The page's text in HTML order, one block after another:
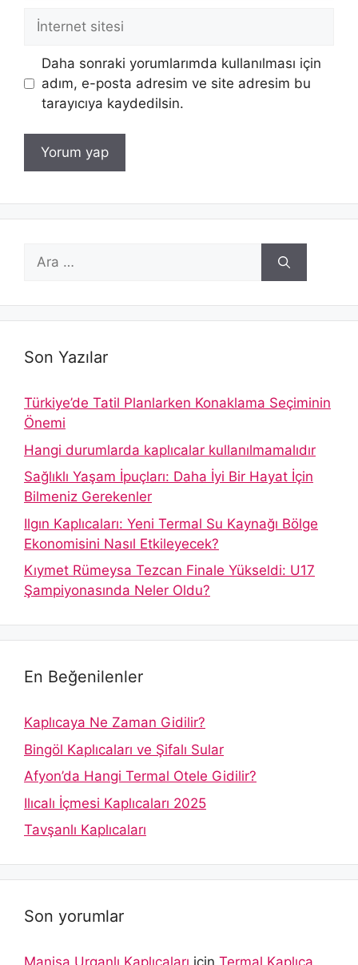
İnternet
sitesi
Daha sonraki yorumlarımda kullanılması için
adım, e-posta adresim ve site adresim bu
tarayıcıya kaydedilsin.
için
Son Yazılar
Türkiye’de Tatil Planlarken Konaklama Seçiminin
Önemi
Hangi durumlarda kaplıcalar kullanılmamalıdır
Sağlıklı Yaşam İpuçları: Daha İyi Bir Hayat İçin
Bilmeniz Gerekenler
Ilgın Kaplıcaları: Yeni Termal Su Kaynağı Bölge
Ekonomisini Nasıl Etkileyecek?
Kıymet Rümeysa Tezcan Finale Yükseldi: U17
Şampiyonasında Neler Oldu?
En Beğenilenler
Kaplıcaya Ne Zaman Gidilir?
Bingöl Kaplıcaları ve Şifalı Sular
Afyon’da Hangi Termal Otele Gidilir?
Ilıcalı İçmesi Kaplıcaları 2025
Tavşanlı Kaplıcaları
Son yorumlar